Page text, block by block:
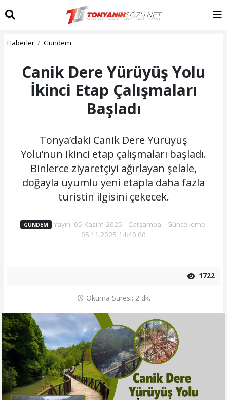
Haberler Gündem
Canik Dere Yürüyüş Yolu
İkinci Etap Çalışmaları
Başladı
Tonya’daki Canik Dere Yürüyüş
Yolu’nun ikinci etap çalışmaları başladı.
Binlerce ziyaretçiyi ağırlayan şelale,
doğayla uyumlu yeni etapla daha fazla
turistin ilgisini çekecek.
GÜNDEM Yayın: 05 Kasım 2025 - Çarşamba - Güncelleme:
05.11.2025 14:40:00
1722
Okuma Süresi: 2 dk.